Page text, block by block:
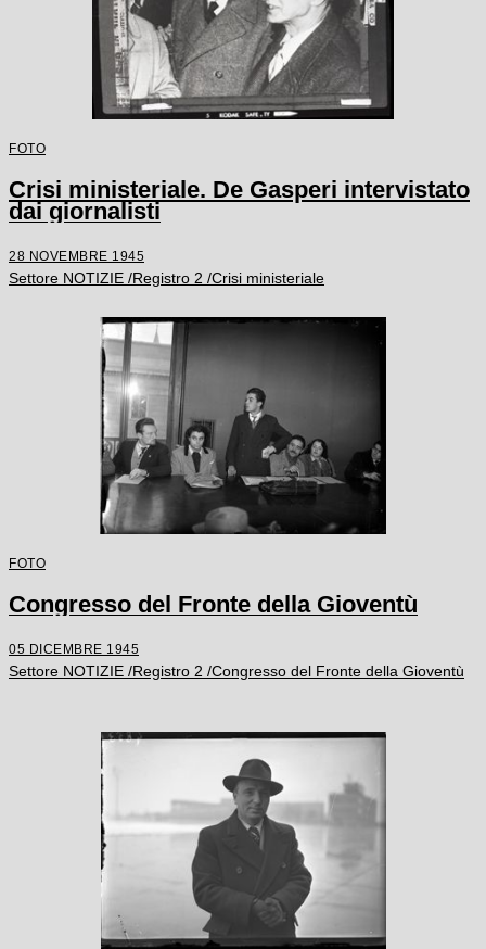
FOTO
Crisi ministeriale. De Gasperi intervistato
dai giornalisti
28 NOVEMBRE 1945
Settore NOTIZIE /Registro 2 /Crisi ministeriale
FOTO
Congresso del Fronte della Gioventù
05 DICEMBRE 1945
Settore NOTIZIE /Registro 2 /Congresso del Fronte della Gioventù